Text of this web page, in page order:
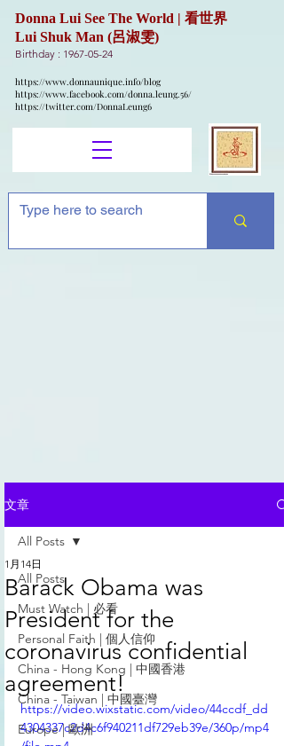
Donna Lui See The World | 看世界
Lui Shuk Man (呂淑雯)
Birthday : 1967-05-24
https://www.donnaunique.info/blog
https://www.facebook.com/donna.leung.56/
https://twitter.com/DonnaLeung6
文章
All Posts
Must Watch | 必看
Personal Faith | 個人信仰
China - Hong Kong | 中國香港
China - Taiwan | 中國臺灣
Europe | 歐洲
All Posts
Barack Obama was
President for the
coronavirus confidential
agreement!
1月14日
https://video.wixstatic.com/video/44ccdf_dd
4304337c2d4c6f940211df729eb39e/360p/mp4